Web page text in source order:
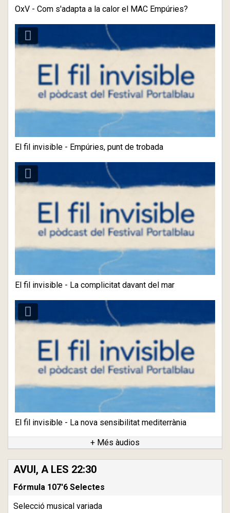
OxV - Com s'adapta a la calor el MAC Empúries?
El fil invisible - Empúries, punt de trobada
El fil invisible - La complicitat davant del mar
El fil invisible - La nova sensibilitat mediterrània
+ Més àudios
AVUI, A LES 22:30
Fórmula 107'6 Selectes
Selecció musical variada